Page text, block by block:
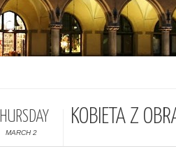
THURSDAY
MARCH 2
KOBIETA Z